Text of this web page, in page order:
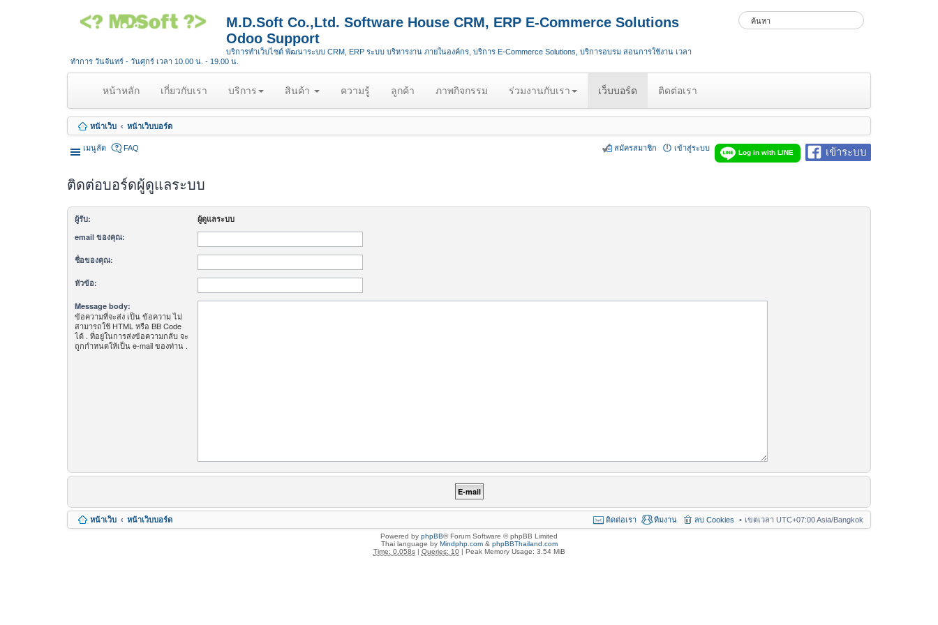
M.D.Soft Co.,Ltd. Software House CRM, ERP E-Commerce Solutions
Odoo Support
บริการทำเว็บไซต์ พัฒนาระบบ CRM, ERP ระบบ บริหารงาน ภายในองค์กร, บริการ E-Commerce Solutions, บริการอบรม สอนการใช้งาน เวลา
ทำการ วันจันทร์ - วันศุกร์ เวลา 10.00 น. - 19.00 น.
หน้าหลัก(
u
r
t
เกี่ยวกับเรา บริการ สินค้า ความรู้ ลูกค้า ภาพกิจกรรม ร่วมงานกับเรา เว็บบอร์ด ติดต่อเรา
หน้าเว็บ หน้าเว็บบอร์ด
เมนูลัด เข้าระบบ
Log in with LINE
FAQ เข้าสู่ระบบ
สมัครสมาชิก
ติดต่อบอร์ดผู้ดูแลระบบ
ผู้รับ:
ผู้ดูแลระบบ
email ของคุณ:
ชื่อของคุณ:
หัวข้อ:
Message body:
ข้อความที่จะส่ง เป็น ข้อความ ไม่
สามารถใช้ HTML หรือ BB Code
ได้ . ที่อยู่ในการส่งข้อความกลับ จะ
ถูกกำหนดให้เป็น e-mail ของท่าน .
หน้าเว็บ หน้าเว็บบอร์ด เขตเวลา UTC+07:00 Asia/Bangkok
ลบ Cookies
ทีมงาน
ติดต่อเรา
Powered by phpBB® Forum Software © phpBB Limited
Thai language by Mindphp.com& phpBBThailand.com
Time: 0.058s| Queries: 10| Peak Memory Usage: 3.54 MiB